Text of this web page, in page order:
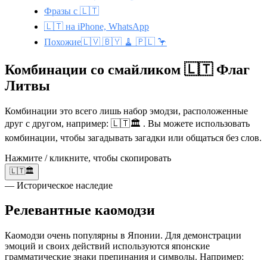
Фразы с 🇱🇹
🇱🇹 на iPhone, WhatsApp
Похожие🇱🇻 🇧🇾 🧹 🇵🇱 🦩
Комбинации со смайликом 🇱🇹 Флаг
Литвы
Комбинации это всего лишь набор эмодзи, расположенные
друг с другом, например: 🇱🇹🏛️ . Вы можете использовать
комбинации, чтобы загадывать загадки или общаться без слов.
Нажмите / кликните, чтобы скопировать
🇱🇹🏛️
— Историческое наследие
Релевантные каомодзи
Каомодзи очень популярны в Японии. Для демонстрации
эмоций и своих действий используются японские
грамматические знаки препинания и символы. Например: